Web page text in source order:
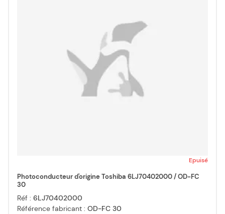
Epuisé
Photoconducteur d'origine Toshiba 6LJ70402000 / OD-FC
30
Réf : 6LJ70402000
Référence fabricant : OD-FC 30